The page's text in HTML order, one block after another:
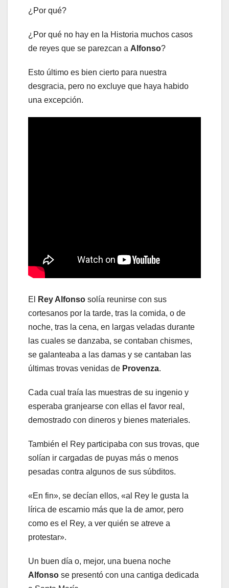
¿Por qué?
¿Por qué no hay en la Historia muchos casos
de reyes que se parezcan a Alfonso?
Esto último es bien cierto para nuestra
desgracia, pero no excluye que haya habido
una excepción.
El Rey Alfonso solía reunirse con sus
cortesanos por la tarde, tras la comida, o de
noche, tras la cena, en largas veladas durante
las cuales se danzaba, se contaban chismes,
se galanteaba a las damas y se cantaban las
últimas trovas venidas de Provenza.
Cada cual traía las muestras de su ingenio y
esperaba granjearse con ellas el favor real,
demostrado con dineros y bienes materiales.
También el Rey participaba con sus trovas, que
solían ir cargadas de puyas más o menos
pesadas contra algunos de sus súbditos.
«En fin», se decían ellos, «al Rey le gusta la
lírica de escarnio más que la de amor, pero
como es el Rey, a ver quién se atreve a
protestar».
Un buen día o, mejor, una buena noche
Alfonso se presentó con una cantiga dedicada